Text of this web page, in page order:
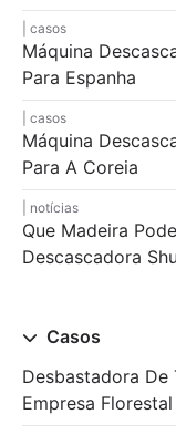
casos
Máquina
Para Espanha
casos
Máquina
Para A Coreia
notícias
Que Madeira
Descascadora
Casos
Desbastadora De
Empresa Florestal